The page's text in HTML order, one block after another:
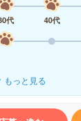
代 40代
もっと見る